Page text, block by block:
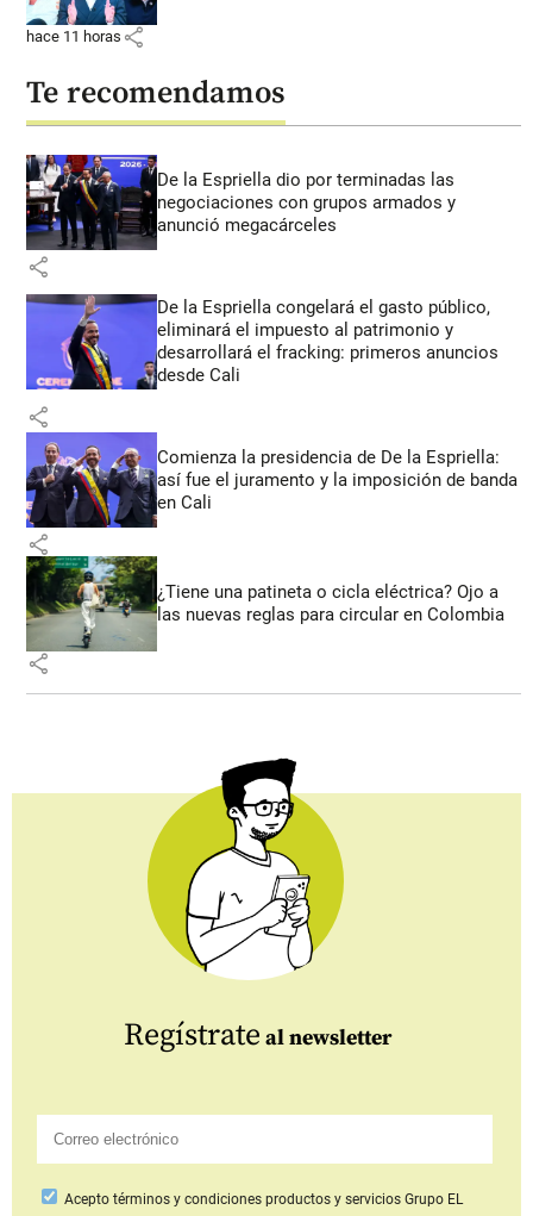
hace 11 horas share
Te recomendamos
De la Espriella dio por terminadas las
negociaciones con grupos armados y
anunció megacárceles
share
De la Espriella congelará el gasto público,
eliminará el impuesto al patrimonio y
desarrollará el fracking: primeros anuncios
desde Cali
share
Comienza la presidencia de De la Espriella:
así fue el juramento y la imposición de banda
en Cali
share
¿Tiene una patineta o cicla eléctrica? Ojo a
las nuevas reglas para circular en Colombia
share
Regístrate al newsletter
Aceptotérminos y condiciones productos y serviciosGrupo EL